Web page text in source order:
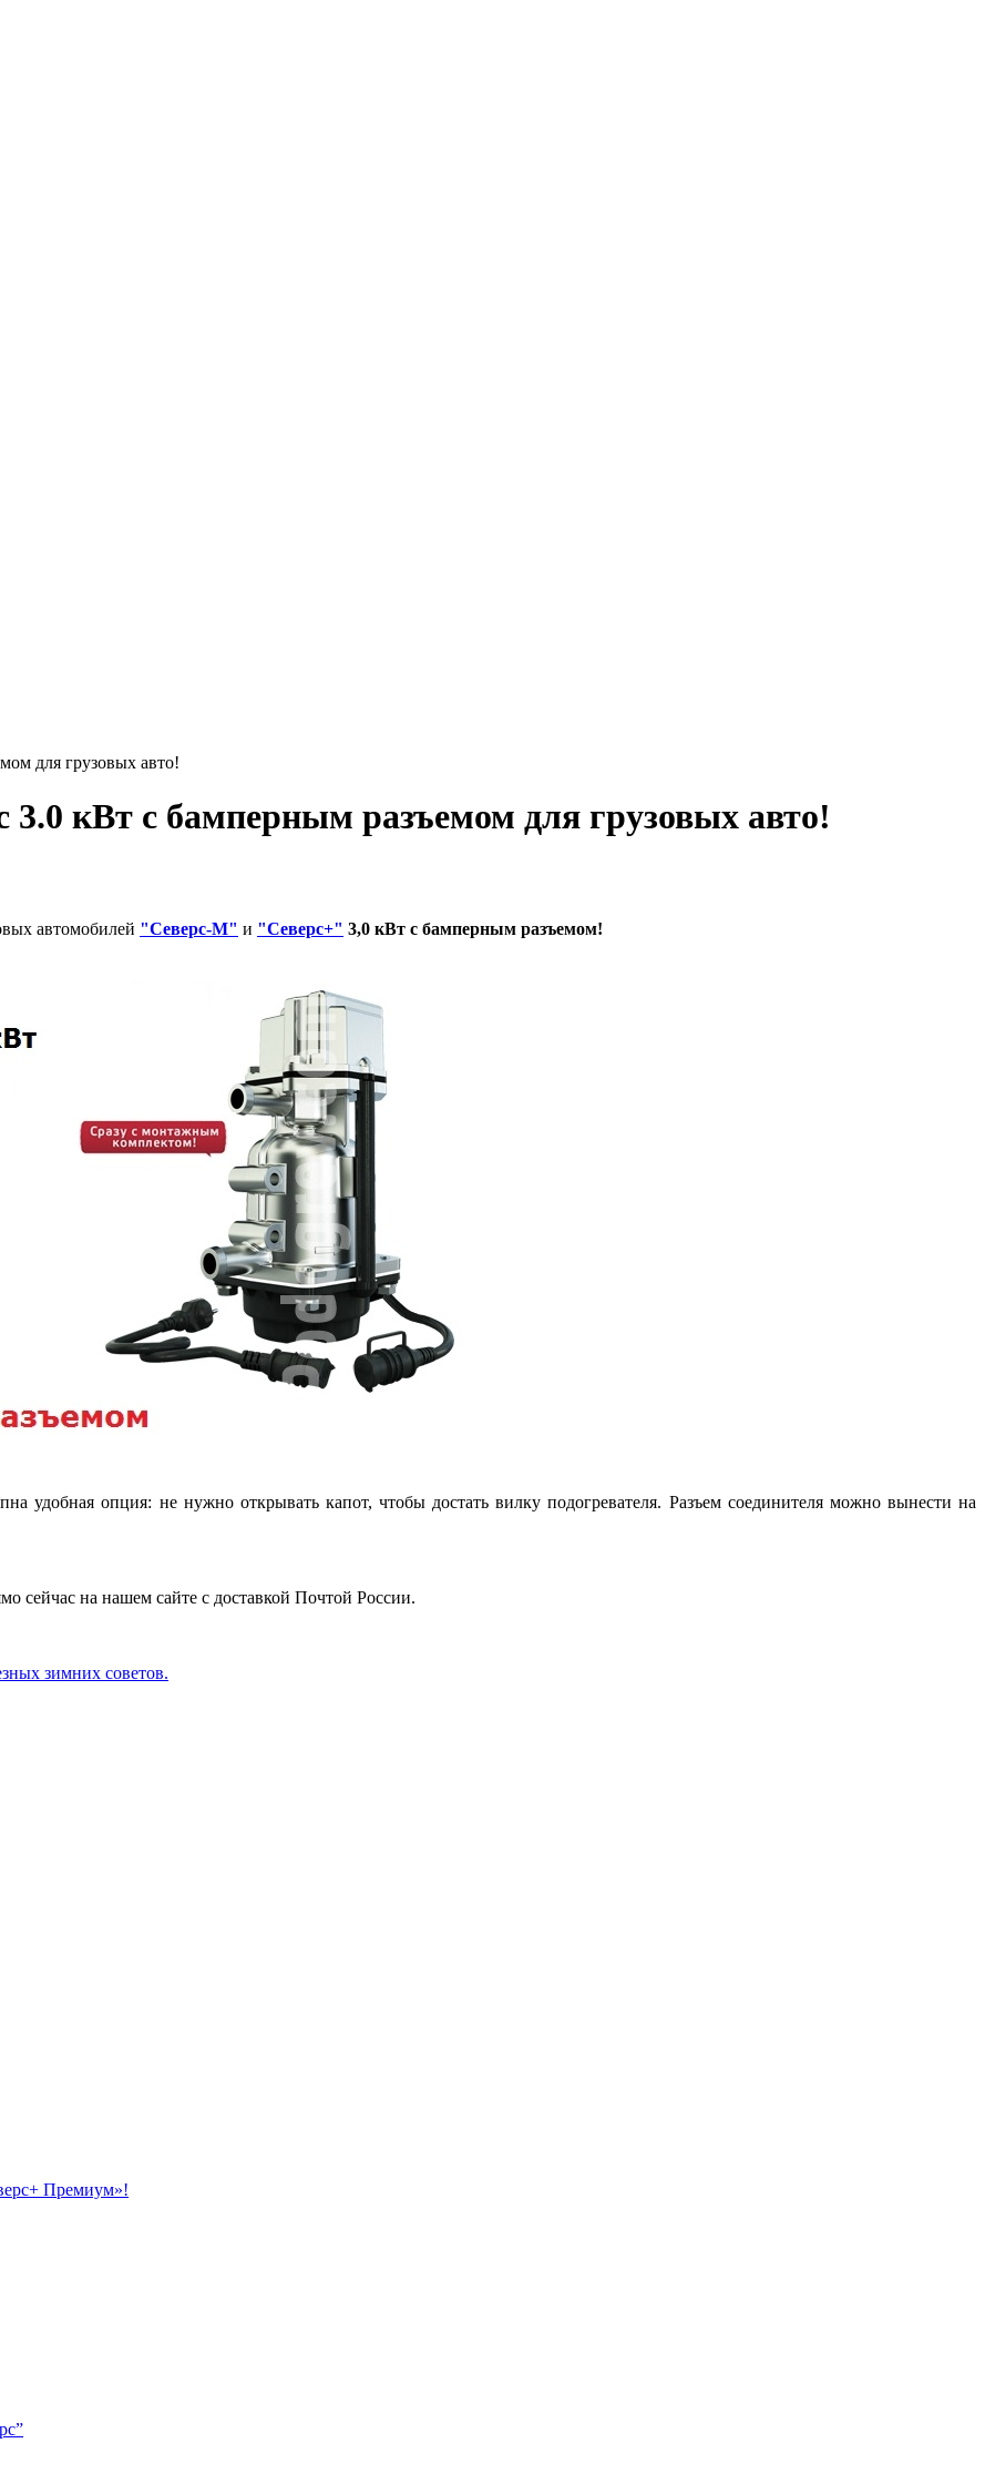
для грузовых авто!
кВт с бамперным разъемом для грузовых авто!
автомобилей "Северс-М" и "Северс+" 3,0 кВт с бамперным разъемом!
удобная опция: не нужно открывать капот, чтобы достать вилку подогревателя. Разъем соединителя можно вынести на
сейчас на нашем сайте с доставкой Почтой России.
зимних советов.
Премиум»!